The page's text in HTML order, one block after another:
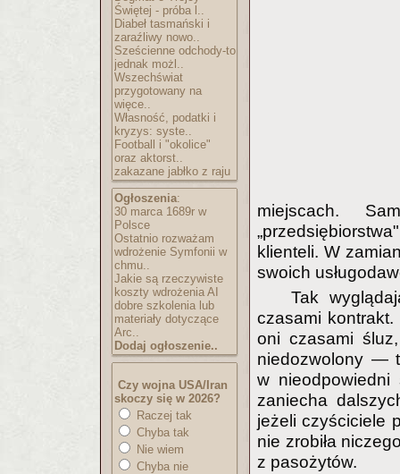
Świętej - próba l..
Diabeł tasmański i
zaraźliwy nowo..
Sześcienne odchody-to
jednak możl..
Wszechświat
przygotowany na
więce..
Własność, podatki i
kryzys: syste..
Football i "okolice"
oraz aktorst..
zakazane jabłko z raju
Ogłoszenia:
30 marca 1689r w
Polsce
Ostatnio rozważam
wdrożenie Symfonii w
chmu..
Jakie są rzeczywiste
koszty wdrożenia AI
dobre szkolenia lub
materiały dotyczące
Arc..
Dodaj ogłoszenie..
Czy wojna USA/Iran
skoczy się w 2026?
Raczej tak
Chyba tak
Nie wiem
Chyba nie
miejscach.
klienteli. W
swoich
Tak
czasami
oni czasami
niedozwolony —
w nieodpowiedni
zaniecha
jeżeli czyściciele
nie zrobiła
z pasożytów.